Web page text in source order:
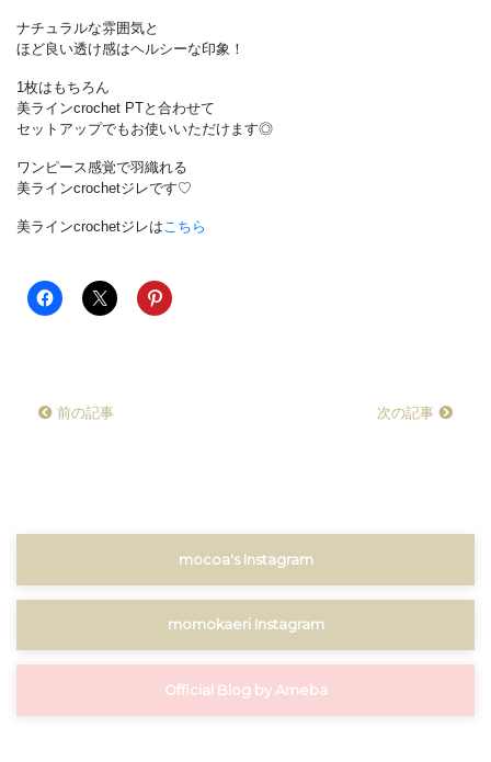
ナチュラルな雰囲気と
ほど良い透け感はヘルシーな印象！
1枚はもちろん
美ラインcrochet PTと合わせて
セットアップでもお使いいただけます◎
ワンピース感覚で羽織れる
美ラインcrochetジレです♡
美ラインcrochetジレは こちら
前の記事 次の記事
mocoa's Instagram
momokaeri Instagram
Official Blog by Ameba